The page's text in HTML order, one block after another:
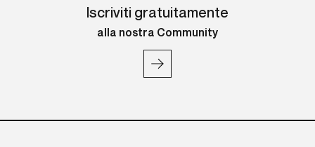
Iscriviti gratuitamente
alla nostra Community